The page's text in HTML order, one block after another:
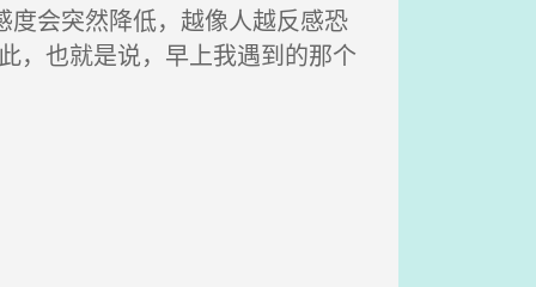
会突然降低，越像人越反感恐
，也就是说，早上我遇到的那个